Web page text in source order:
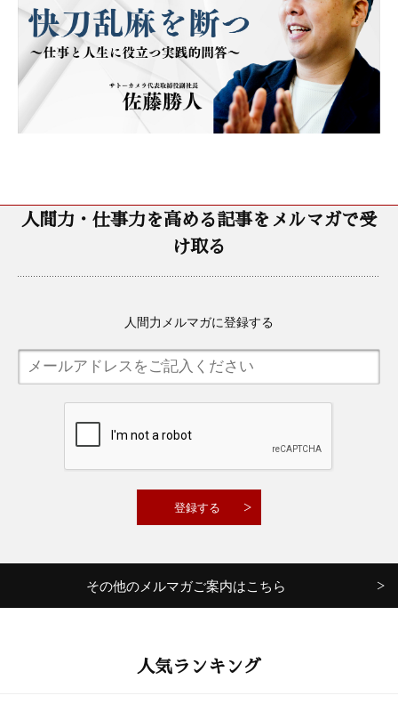
人間力・仕事力を高める記事をメルマガで受
け取る
人間力メルマガに登録する
その他のメルマガご案内はこちら
人気ランキング